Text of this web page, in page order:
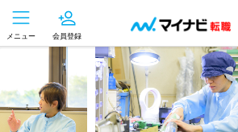
メニュー 会員登録